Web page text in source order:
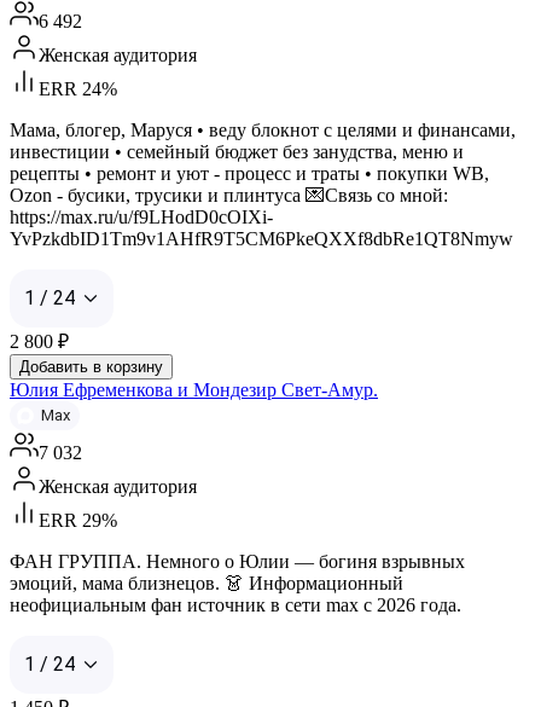
6 492
Женская аудитория
ERR 24%
Мама, блогер, Маруся • веду блокнот с целями и финансами,
инвестиции • семейный бюджет без занудства, меню и
рецепты • ремонт и уют - процесс и траты • покупки WB,
Ozon - бусики, трусики и плинтуса 💌Связь со мной:
https://max.ru/u/f9LHodD0cOIXi-
YvPzkdbID1Tm9v1AHfR9T5CM6PkeQXXf8dbRe1QT8Nmyw
1 / 24
2 800 ₽
Добавить в корзину
Юлия Ефременкова и Мондезир Свет-Амур.
Max
7 032
Женская аудитория
ERR 29%
ФАН ГРУППА. Немного о Юлии — богиня взрывных
эмоций, мама близнецов. 👗 Информационный
неофициальным фан источник в сети max с 2026 года.
1 / 24